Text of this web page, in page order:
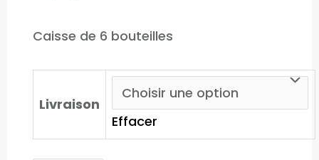
Caisse de 6 bouteilles
Livraison
Effacer